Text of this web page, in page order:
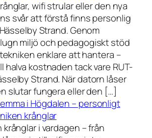
wifi strular eller den nya
svår att förstå finns personlig
Strand. Genom
miljö och pedagogiskt stöd
enklare att hantera –
halva kostnaden tack vare RUT-
Strand. När datorn låser
slutar fungera eller den […]
i Högdalen – personligt
krånglar
krånglar i vardagen – från